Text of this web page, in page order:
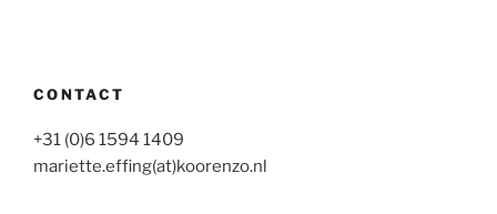
CONTACT
+31 (0)6 1594 1409
mariette.effing(at)koorenzo.nl